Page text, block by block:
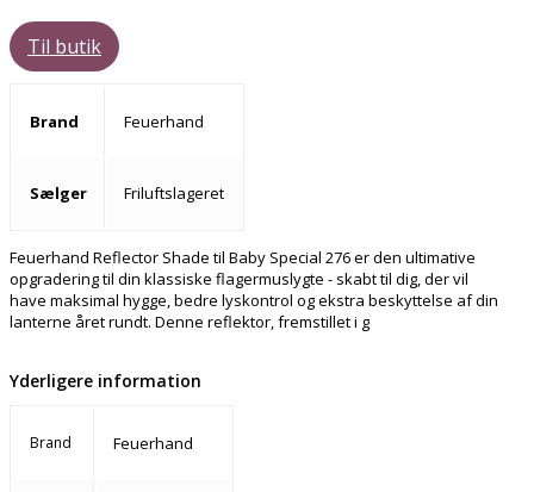
Til butik
Brand Feuerhand
Sælger Friluftslageret
Feuerhand Reflector Shade til Baby Special 276 er den ultimative
opgradering til din klassiske flagermuslygte - skabt til dig, der vil
have maksimal hygge, bedre lyskontrol og ekstra beskyttelse af din
lanterne året rundt. Denne reflektor, fremstillet i g
Yderligere information
Brand Feuerhand